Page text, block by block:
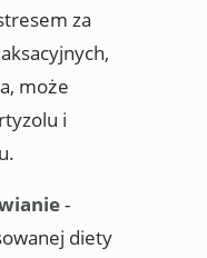
za
może
i
-
diety